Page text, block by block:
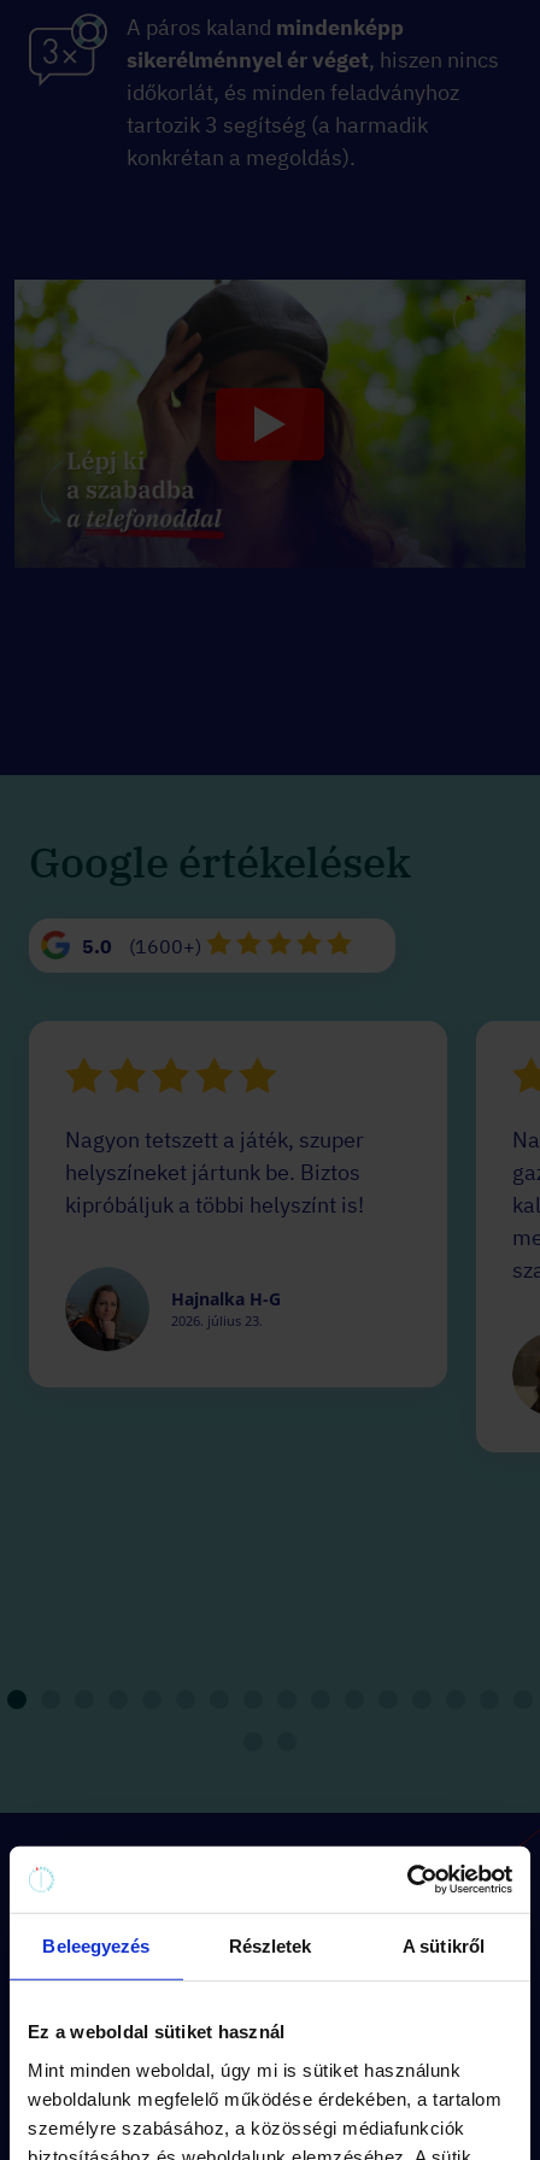
Beleegyezés Részletek A sütikről
Ez a weboldal sütiket használ
Mint minden weboldal, úgy mi is sütiket használunk
weboldalunk megfelelő működése érdekében, a tartalom
személyre szabásához, a közösségi médiafunkciók
A páros kaland mindenképp
sikerélménnyel ér véget, hiszen nincs
időkorlát, és minden feladványhoz
tartozik 3 segítség (a harmadik
konkrétan a megoldás).
Google értékelések
5.0 (1600+)
Nagyon tetszett a játék, szuper
helyszíneket jártunk be. Biztos
kipróbáljuk a többi helyszínt is!
Hajnalka H-G
2026. július 23.
Hogyan működik a játék?
Minden küldetésnekegyedi útvonala(kb
A feladványok a küldetésizgalmas
történetébe illeszkednek.